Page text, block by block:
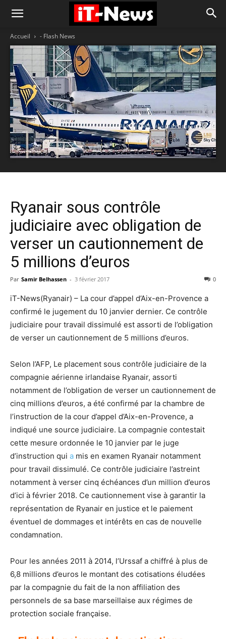
Accueil - Flash News
Ryanair sous contrôle
judiciaire avec obligation de
verser un cautionnement de
5 millions d’euros
Par Samir Belhassen - 3 février 2017 0
iT-News(Ryanair) – La cour d’appel d’Aix-en-Provence a
confirmé le jugement du 10 janvier dernier. Ce contrôle
judiciaire pour travail dissimulé est assorti de l’obligation
de verser un cautionnement de 5 millions d’euros.
Selon l’AFP, Le placement sous contrôle judiciaire de la
compagnie aérienne irlandaise Ryanair, assorti
notamment de l’obligation de verser un cautionnement de
cinq millions d’euros, a été confirmé par la chambre de
l’instruction de la cour d’appel d’Aix-en-Provence, a
indiqué une source judiciaire. La compagnie contestait
cette mesure ordonnée le 10 janvier par le juge
d’instruction qui a mis en examen Ryanair notamment
pour travail dissimulé. Ce contrôle judiciaire l’astreint
notamment à verser cinq échéances d’un million d’euros
d’ici à février 2018. Ce cautionnement vise à garantir la
représentation de Ryanair en justice et le paiement
éventuel de dommages et intérêts en cas de nouvelle
condamnation.
Pour les années 2011 à 2014, l’Urssaf a chiffré à plus de
6,8 millions d’euros le montant des cotisations éludées
par la compagnie du fait de la non affiliation des
personnels de sa base marseillaise aux régimes de
protection sociale française.